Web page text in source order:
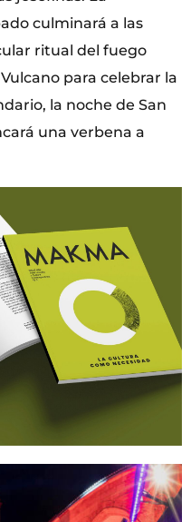
culminará a las
ritual del fuego
para celebrar la
la noche de San
una verbena a